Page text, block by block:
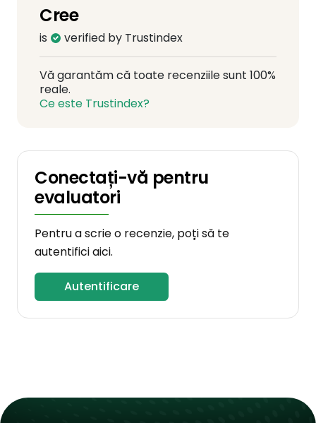
Cree
is verified by Trustindex
Vă garantăm că toate recenziile sunt 100%
reale.
Ce este Trustindex?
Conectați-vă pentru
evaluatori
Pentru a scrie o recenzie, poți să te
autentifici aici.
Autentificare